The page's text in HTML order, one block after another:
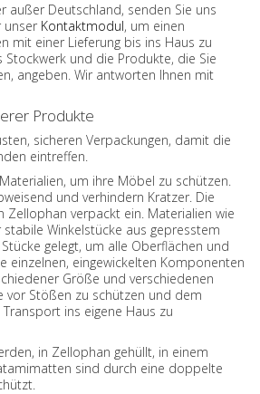
außer Deutschland, senden Sie uns
unser Kontaktmodul, um einen
mit einer Lieferung bis ins Haus zu
Stockwerk und die Produkte, die Sie
angeben. Wir antworten Ihnen mit
Produkte
sicheren Verpackungen, damit die
eintreffen.
um ihre Möbel zu schützen.
und verhindern Kratzer. Die
Zellophan verpackt ein. Materialien wie
Winkelstücke aus gepresstem
gelegt, um alle Oberflächen und
einzelnen, eingewickelten Komponenten
Größe und verschiedenen
vor Stößen zu schützen und dem
ins eigene Haus zu
in Zellophan gehüllt, in einem
sind durch eine doppelte